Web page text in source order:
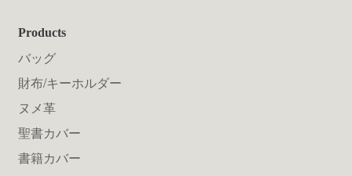
Products
バッグ
財布/キーホルダー
ヌメ革
聖書カバー
書籍カバー